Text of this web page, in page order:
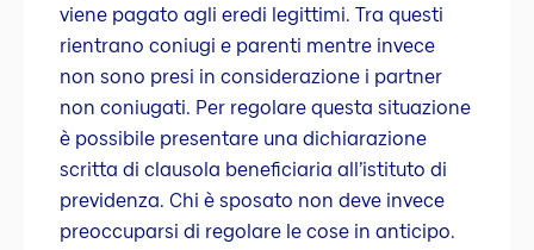
viene pagato agli eredi legittimi. Tra questi
rientrano coniugi e parenti mentre invece
non sono presi in considerazione i partner
non coniugati. Per regolare questa situazione
è possibile presentare una dichiarazione
scritta di clausola beneficiaria all’istituto di
previdenza. Chi è sposato non deve invece
preoccuparsi di regolare le cose in anticipo.